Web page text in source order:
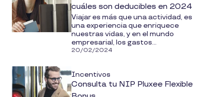
cuáles son deducibles en 2024
Viajar es más que una actividad, es
una experiencia que enriquece
nuestras vidas, y en el mundo
empresarial, los gastos...
20/02/2024
Incentivos
Consulta tu NIP Pluxee Flexible